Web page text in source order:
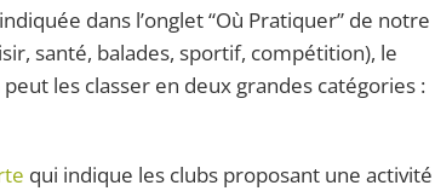
dans l’onglet “Où Pratiquer” de notre
santé, balades, sportif, compétition), le
les classer en deux grandes catégories :
qui indique les clubs proposant une activité